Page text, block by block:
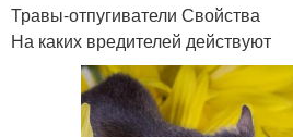
Травы-отпугиватели Свойства
На каких вредителей действуют